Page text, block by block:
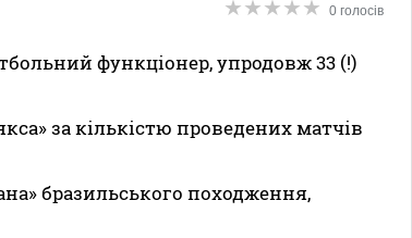
★★★★★
★★★★★ 0 голосів
функціонер, упродовж 33 (!)
за кількістю проведених матчів
бразильського походження,